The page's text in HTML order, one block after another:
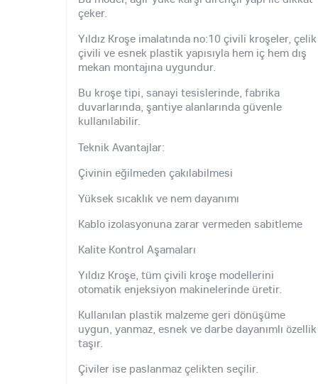
çeker.
Yıldız Kroşe imalatında no:10 çivili kroşeler, çelik
çivili ve esnek plastik yapısıyla hem iç hem dış
mekan montajına uygundur.
Bu kroşe tipi, sanayi tesislerinde, fabrika
duvarlarında, şantiye alanlarında güvenle
kullanılabilir.
Teknik Avantajlar:
Çivinin eğilmeden çakılabilmesi
Yüksek sıcaklık ve nem dayanımı
Kablo izolasyonuna zarar vermeden sabitleme
Kalite Kontrol Aşamaları
Yıldız Kroşe, tüm çivili kroşe modellerini
otomatik enjeksiyon makinelerinde üretir.
Kullanılan plastik malzeme geri dönüşüme
uygun, yanmaz, esnek ve darbe dayanımlı özellik
taşır.
Çiviler ise paslanmaz çelikten seçilir.